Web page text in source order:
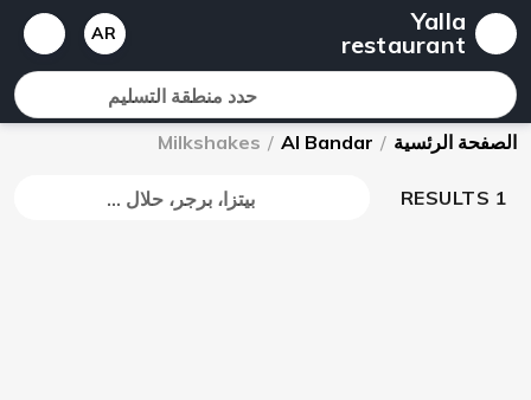
Yalla
restaurant
AR
حدد منطقة التسليم
الصفحة الرئسية /
Al Bandar
/
Milkshakes
1 RESULTS بيتزا، برجر، حلال ...